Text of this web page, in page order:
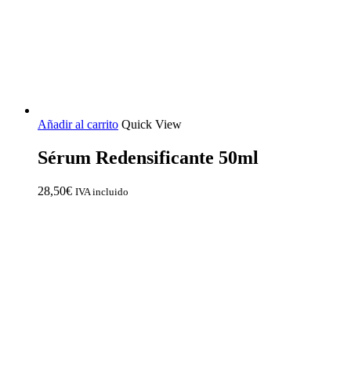
Añadir al carrito Quick View
Sérum Redensificante 50ml
28,50€ IVA incluido